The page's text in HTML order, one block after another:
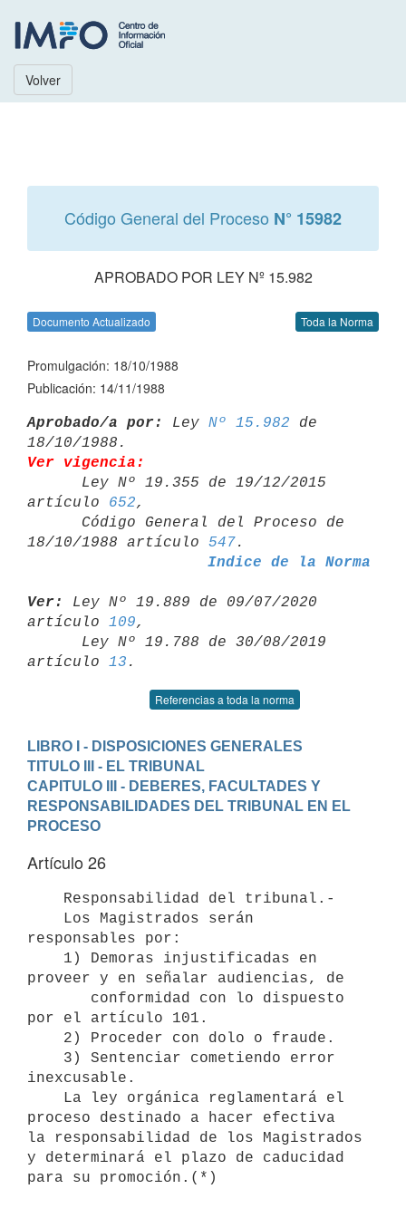
Volver
Código General del Proceso N° 15982
APROBADO POR LEY Nº 15.982
Documento Actualizado Toda la Norma
Promulgación: 18/10/1988
Publicación: 14/11/1988
Aprobado/a por: Ley Nº 15.982 de
Ver vigencia:
artículo 652,
18/10/1988 artículo 547
Indice de la Norma
Ver:
Ley Nº 19.889 de 09/07/2020
artículo 109,
artículo 13
Referencias a toda la norma
LIBRO I - DISPOSICIONES GENERALES
TITULO III - EL TRIBUNAL
CAPITULO III - DEBERES, FACULTADES Y
RESPONSABILIDADES DEL TRIBUNAL EN EL
PROCESO
Artículo 26
responsables por:
proveer y en señalar audiencias, de
por el artículo 101.
inexcusable.
proceso destinado a hacer efectiva
la responsabilidad de los Magistrados
y determinará el plazo de caducidad
para su promoción.(*)